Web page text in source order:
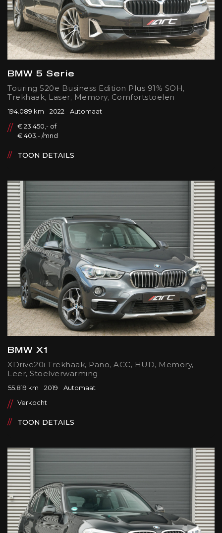
BMW 5 Serie
Touring 520e Business Edition Plus 91% SOH,
Trekhaak, Laser, Memory, Comfortstoelen
194.089 km 2022
Automaat
€ 23.450,- of
€ 403,- /mnd
TOON DETAILS
BMW X1
XDrive20i Trekhaak, Pano, ACC, HUD, Memory,
Leer, Stoelverwarming
55.819 km 2019
Automaat
Verkocht
TOON DETAILS